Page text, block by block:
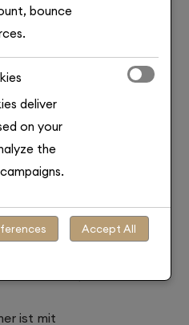
Erlebnis
ist mit
bounce
deliver
on your
the
Accept All